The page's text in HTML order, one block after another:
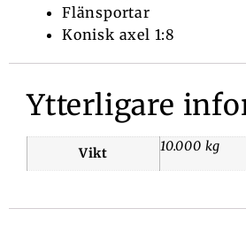
Flänsportar
Konisk axel 1:8
Ytterligare
Vikt 10.000 kg